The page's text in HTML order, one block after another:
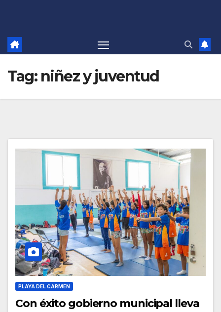
Tag: niñez y juventud
PLAYA DEL CARMEN
Con éxito gobierno municipal lleva